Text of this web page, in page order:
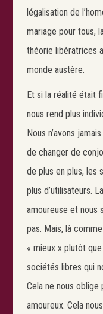
légalisation de
mariage pour tous,
théorie libératrices
monde austère.
Et si la réalité était
nous rend plus
Nous n’avons
de changer de
de plus en plus, les
plus d’utilisateurs.
amoureuse et nous
pas. Mais, là
« mieux » plutôt
sociétés libres qui
Cela ne nous
amoureux. Cela